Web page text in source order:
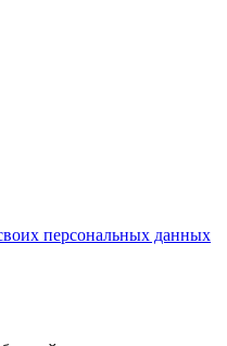
персональных данных